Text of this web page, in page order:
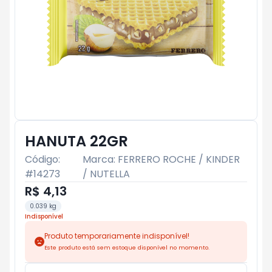
HANUTA 22GR
Código:
#14273
Marca: FERRERO ROCHE / KINDER
/ NUTELLA
R$ 4,13
0.039 kg
Indisponível
Produto temporariamente indisponível!
Este produto está sem estoque disponível no momento.